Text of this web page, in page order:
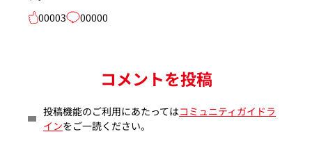
00003
00000
コメントを投稿
投稿機能のご利用にあたってはコミュニティガイドラ
インをご一読ください。